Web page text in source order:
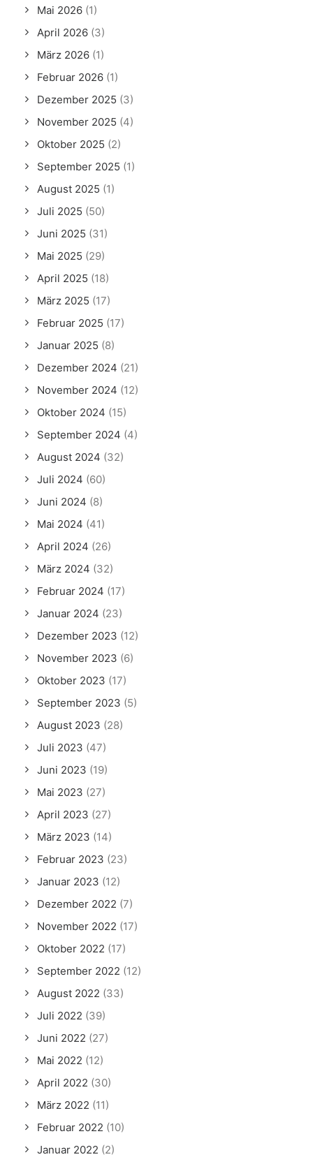
Mai 2026 (1)
April 2026 (3)
März 2026 (1)
Februar 2026 (1)
Dezember 2025 (3)
November 2025 (4)
Oktober 2025 (2)
September 2025 (1)
August 2025 (1)
Juli 2025 (50)
Juni 2025 (31)
Mai 2025 (29)
April 2025 (18)
März 2025 (17)
Februar 2025 (17)
Januar 2025 (8)
Dezember 2024 (21)
November 2024 (12)
Oktober 2024 (15)
September 2024 (4)
August 2024 (32)
Juli 2024 (60)
Juni 2024 (8)
Mai 2024 (41)
April 2024 (26)
März 2024 (32)
Februar 2024 (17)
Januar 2024 (23)
Dezember 2023 (12)
November 2023 (6)
Oktober 2023 (17)
September 2023 (5)
August 2023 (28)
Juli 2023 (47)
Juni 2023 (19)
Mai 2023 (27)
April 2023 (27)
März 2023 (14)
Februar 2023 (23)
Januar 2023 (12)
Dezember 2022 (7)
November 2022 (17)
Oktober 2022 (17)
September 2022 (12)
August 2022 (33)
Juli 2022 (39)
Juni 2022 (27)
Mai 2022 (12)
April 2022 (30)
März 2022 (11)
Februar 2022 (10)
Januar 2022 (2)